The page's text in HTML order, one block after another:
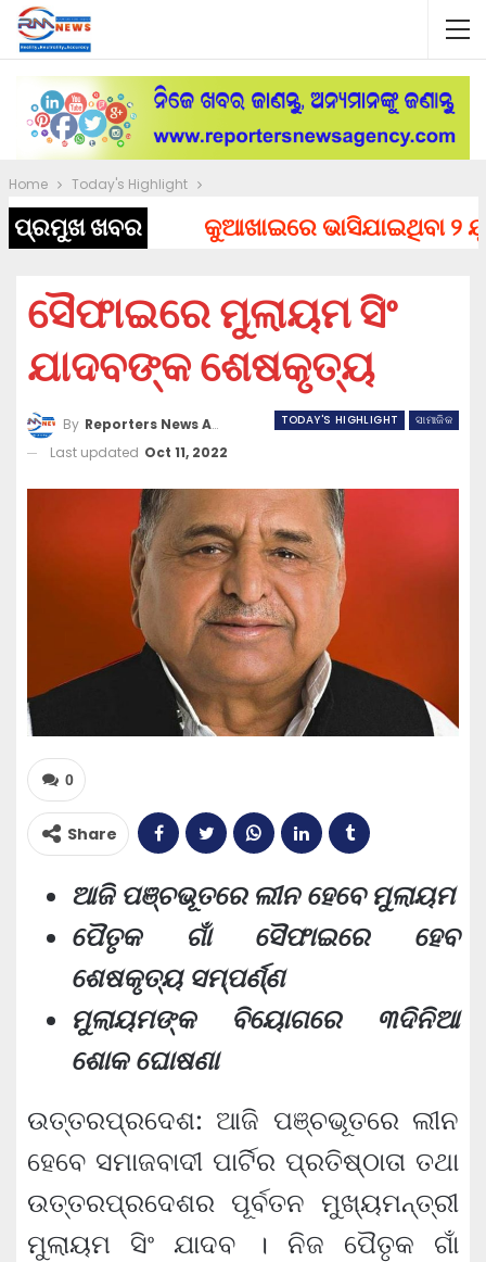
Home Today's Highlight
ପ୍ରମୁଖ ଖବର କୁଆଖାଇରେ ଭାସିଯାଇଥିବା ୨
ସୈଫାଇରେ ମୁଲାୟମ ସିଂ
ଯାଦବଙ୍କ ଶେଷକୃତ୍ୟ
TODAY'S HIGHLIGHT ସାମାଜିକ
By Reporters News Agency
Last updated Oct 11, 2022
0
Share
ଆଜି ପଞ୍ଚଭୂତରେ ଲୀନ ହେବେ ମୁଲାୟମ
ପୈତୃକ ଗାଁ ସୈଫାଇରେ ହେବ
ଶେଷକୃତ୍ୟ ସମ୍ପର୍ଣ୍ଣ
ମୁଲାୟମଙ୍କ ବିୟୋଗରେ ୩ଦିନିଆ
ଶୋକ ଘୋଷଣା
ଉତ୍ତରପ୍ରଦେଶ: ଆଜି ପଞ୍ଚଭୂତରେ ଲୀନ
ହେବେ ସମାଜବାଦୀ ପାର୍ଟିର ପ୍ରତିଷ୍ଠାତା ତଥା
ଉତ୍ତରପ୍ରଦେଶର ପୂର୍ବତନ ମୁଖ୍ୟମନ୍ତ୍ରୀ
ମୁଲାୟମ ସିଂ ଯାଦବ । ନିଜ ପୈତୃକ ଗାଁ